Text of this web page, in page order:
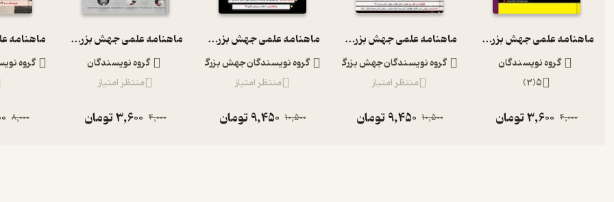
ماهنامه علمی جهش بزرگ شماره 1
گروه نویسندگان
5
(
3
)
4,000
3,600تومان
ماهنامه علمی جهش بزرگ شماره 58
گروه نویسندگان جهش بزرگ
منتظر امتیاز
10,500
9,450تومان
ماهنامه علمی جهش بزرگ شماره 36
گروه نویسندگان جهش بزرگ
منتظر امتیاز
10,500
9,450تومان
ماهنامه علمی جهش بزرگ شماره 4
گروه نویسندگان
منتظر امتیاز
4,000
3,600تومان
گروه
8,000